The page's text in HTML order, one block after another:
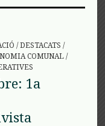
/DESTACATS /
COMUNAL/
1a